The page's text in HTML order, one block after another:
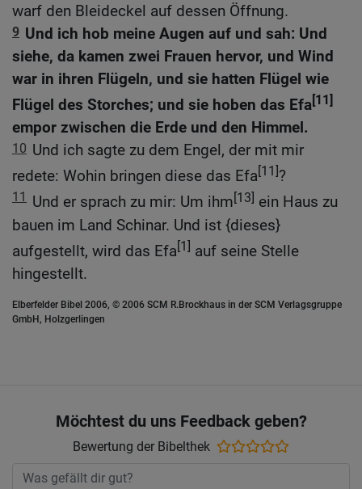
warf den Bleideckel auf dessen Öffnung.
9 Und ich hob meine Augen auf und sah: Und
siehe, da kamen zwei Frauen hervor, und Wind
war in ihren Flügeln, und sie hatten Flügel wie
Flügel des Storches; und sie hoben das Efa[11]
empor zwischen die Erde und den Himmel.
10 Und ich sagte zu dem Engel, der mit mir
redete: Wohin bringen diese das Efa[11]?
11 Und er sprach zu mir: Um ihm[13] ein Haus zu
bauen im Land Schinar. Und ist {dieses}
aufgestellt, wird das Efa[1] auf seine Stelle
hingestellt.
Elberfelder Bibel 2006, © 2006 SCM R.Brockhaus in der SCM Verlagsgruppe
GmbH, Holzgerlingen
Möchtest du uns Feedback geben?
Bewertung der Bibelthek